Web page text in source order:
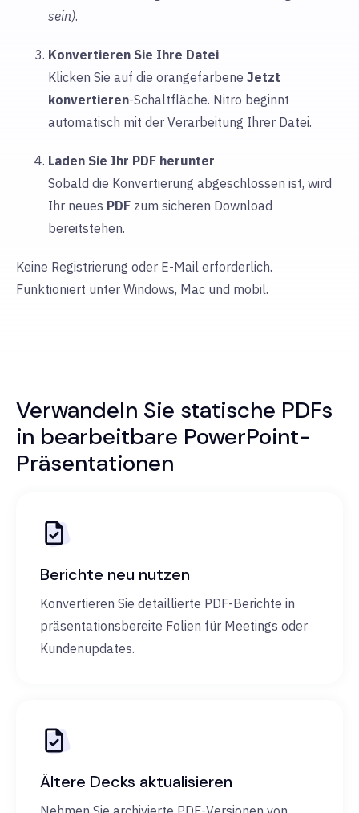
sein).
Konvertieren Sie Ihre Datei
Klicken Sie auf die orangefarbene Jetzt
konvertieren-Schaltfläche. Nitro beginnt
automatisch mit der Verarbeitung Ihrer Datei.
Laden Sie Ihr PDF herunter
Sobald die Konvertierung abgeschlossen ist, wird
Ihr neues PDF zum sicheren Download
bereitstehen.
Keine Registrierung oder E-Mail erforderlich.
Funktioniert unter Windows, Mac und mobil.
Verwandeln Sie statische PDFs
in bearbeitbare PowerPoint-
Präsentationen
Berichte neu nutzen
Konvertieren Sie detaillierte PDF-Berichte in
präsentationsbereite Folien für Meetings oder
Kundenupdates.
Ältere Decks aktualisieren